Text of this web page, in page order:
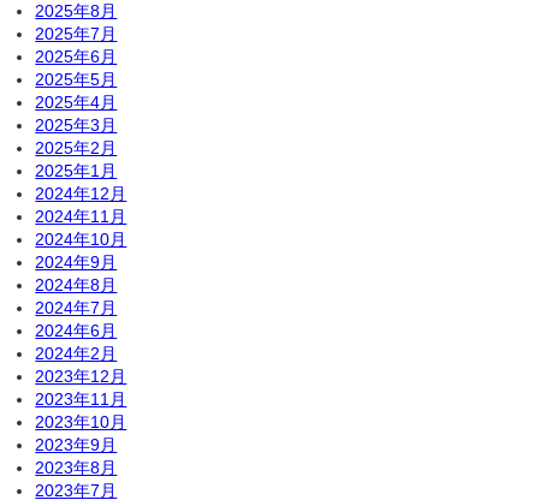
2025年8月
2025年7月
2025年6月
2025年5月
2025年4月
2025年3月
2025年2月
2025年1月
2024年12月
2024年11月
2024年10月
2024年9月
2024年8月
2024年7月
2024年6月
2024年2月
2023年12月
2023年11月
2023年10月
2023年9月
2023年8月
2023年7月